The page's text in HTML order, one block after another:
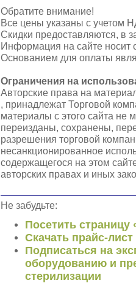
Обратите внимание!
Все цены указаны с учетом
Скидки предоставляются, в
Информация на сайте носит
Основанием для оплаты
Ограничения на
Авторские права на
, принадлежат Торговой
материалы с этого сайта не
переизданы, сохранены,
разрешения торговой
несанкционированное
содержащегося на этом
авторских правах и иных
Не забудьте:
Посетить страницу
Скачать прайс-лист
Подписаться на
оборудованию и
стерилизации